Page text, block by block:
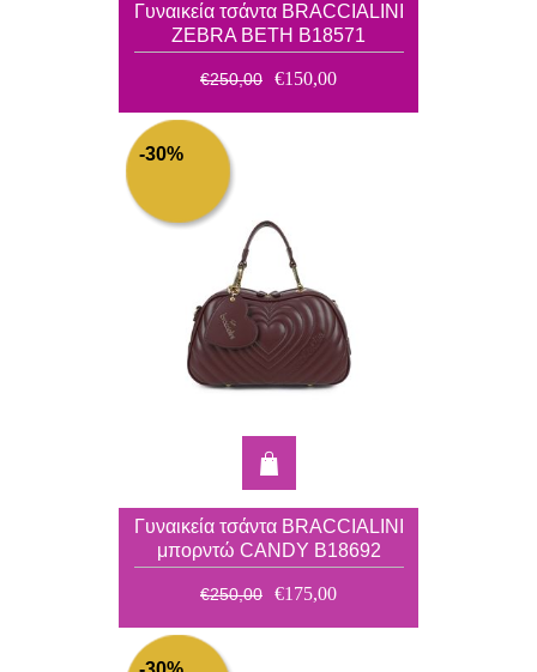
Γυναικεία τσάντα BRACCIALINI
ZEBRA BETH B18571
€250,00 €150,00
-30%
Γυναικεία τσάντα BRACCIALINI
μπορντώ CANDY B18692
€250,00 €175,00